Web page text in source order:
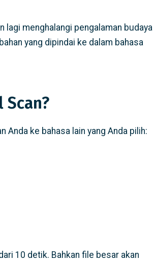
lagi menghalangi pengalaman budaya
yang dipindai ke dalam bahasa
Anda ke bahasa lain yang Anda pilih:
10 detik. Bahkan file besar akan